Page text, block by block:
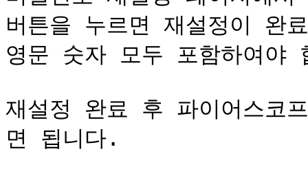
버튼을 누르면 재설정이 완
영문 숫자 모두 포함하여야
재설정 완료 후 파이어스코
면 됩니다.